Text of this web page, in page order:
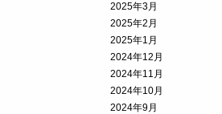
2025年3月
2025年2月
2025年1月
2024年12月
2024年11月
2024年10月
2024年9月